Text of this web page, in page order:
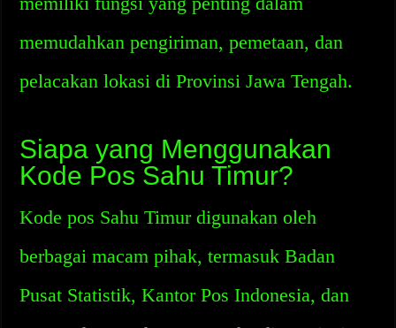
memudahkan pengiriman, pemetaan, dan
pelacakan lokasi di Provinsi Jawa Tengah.
Siapa yang Menggunakan
Kode Pos Sahu Timur?
Kode pos Sahu Timur digunakan oleh
berbagai macam pihak, termasuk Badan
Pusat Statistik, Kantor Pos Indonesia, dan